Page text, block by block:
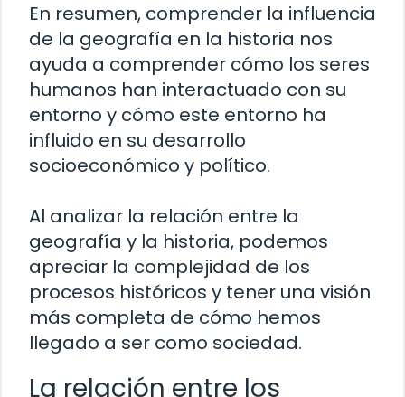
En resumen, comprender la influencia
de la geografía en la historia nos
ayuda a comprender cómo los seres
humanos han interactuado con su
entorno y cómo este entorno ha
influido en su desarrollo
socioeconómico y político.
Al analizar la relación entre la
geografía y la historia, podemos
apreciar la complejidad de los
procesos históricos y tener una visión
más completa de cómo hemos
llegado a ser como sociedad.
La relación entre los